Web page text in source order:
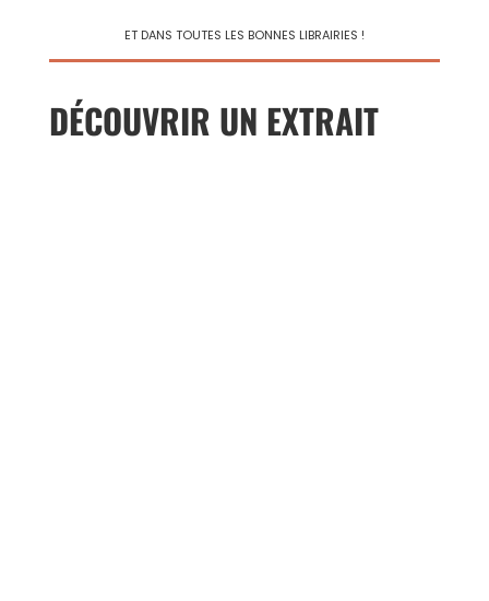
ET DANS TOUTES LES BONNES LIBRAIRIES !
DÉCOUVRIR UN EXTRAIT